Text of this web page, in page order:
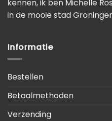
kennen, ik ben Michelle
in de mooie stad
Informatie
Bestellen
Betaalmethoden
Verzending